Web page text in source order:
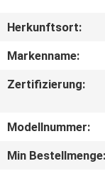
FABRIK-
SITEMAP
Herkunftsort:
Markenname:
Zertifizierung:
Modellnummer:
Min Bestellmenge: